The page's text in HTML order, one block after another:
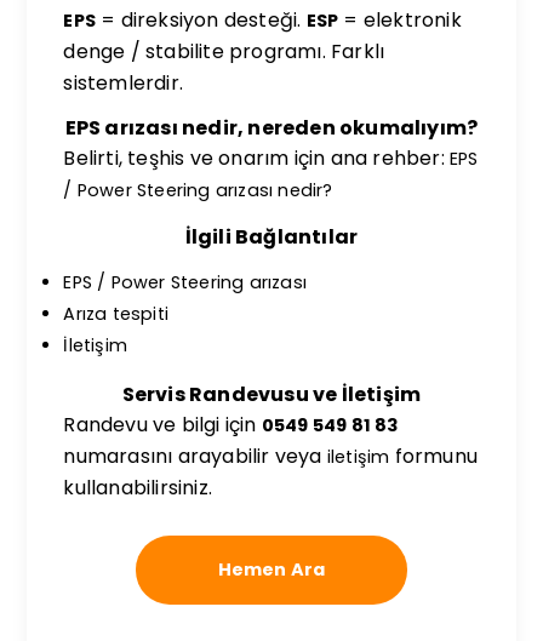
EPS = direksiyon desteği. ESP = elektronik
denge / stabilite programı. Farklı
sistemlerdir.
EPS arızası nedir, nereden okumalıyım?
Belirti, teşhis ve onarım için ana rehber:EPS
/ Power Steering arızası nedir?
İlgili Bağlantılar
EPS / Power Steering arızası
Arıza tespiti
İletişim
Servis Randevusu ve İletişim
Randevu ve bilgi için 0549 549 81 83
numarasını arayabilir veya iletişim formunu
kullanabilirsiniz.
Hemen Ara